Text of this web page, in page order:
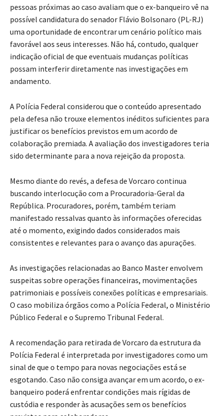
pessoas próximas ao caso avaliam que o ex-banqueiro vê na
possível candidatura do senador Flávio Bolsonaro (PL-RJ)
uma oportunidade de encontrar um cenário político mais
favorável aos seus interesses. Não há, contudo, qualquer
indicação oficial de que eventuais mudanças políticas
possam interferir diretamente nas investigações em
andamento.
A Polícia Federal considerou que o conteúdo apresentado
pela defesa não trouxe elementos inéditos suficientes para
justificar os benefícios previstos em um acordo de
colaboração premiada. A avaliação dos investigadores teria
sido determinante para a nova rejeição da proposta.
Mesmo diante do revés, a defesa de Vorcaro continua
buscando interlocução com a Procuradoria-Geral da
República. Procuradores, porém, também teriam
manifestado ressalvas quanto às informações oferecidas
até o momento, exigindo dados considerados mais
consistentes e relevantes para o avanço das apurações.
As investigações relacionadas ao Banco Master envolvem
suspeitas sobre operações financeiras, movimentações
patrimoniais e possíveis conexões políticas e empresariais.
O caso mobiliza órgãos como a Polícia Federal, o Ministério
Público Federal e o Supremo Tribunal Federal.
A recomendação para retirada de Vorcaro da estrutura da
Polícia Federal é interpretada por investigadores como um
sinal de que o tempo para novas negociações está se
esgotando. Caso não consiga avançar em um acordo, o ex-
banqueiro poderá enfrentar condições mais rígidas de
custódia e responder às acusações sem os benefícios